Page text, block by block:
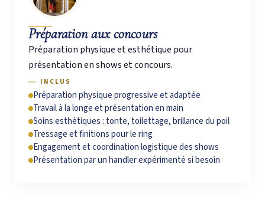
Préparation aux concours
Préparation physique et esthétique pour
présentation en shows et concours.
INCLUS
Préparation physique progressive et adaptée
Travail à la longe et présentation en main
Soins esthétiques : tonte, toilettage, brillance du poil
Tressage et finitions pour le ring
Engagement et coordination logistique des shows
Présentation par un handler expérimenté si besoin